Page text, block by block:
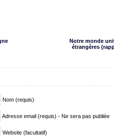
Notre monde
étrangères
Nom (requis)
Adresse email (requis) - Ne sera pas publiée
Website (facultatif)